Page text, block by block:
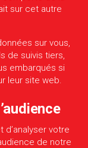
sur cet autre
sur vous,
de suivis tiers,
embarqués si
leur site web.
votre
de notre